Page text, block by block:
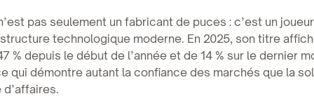
pas seulement un fabricant de puces : c’est un
technologique moderne. En 2025, son titre
% depuis le début de l’année et de 14 % sur le dernier
qui démontre autant la confiance des marchés que la